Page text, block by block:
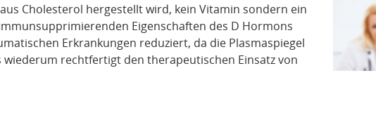
Cholesterol hergestellt wird, kein Vitamin sondern ein
Eigenschaften des D Hormons
Erkrankungen reduziert, da die Plasmaspiegel
wiederum rechtfertigt den therapeutischen Einsatz von